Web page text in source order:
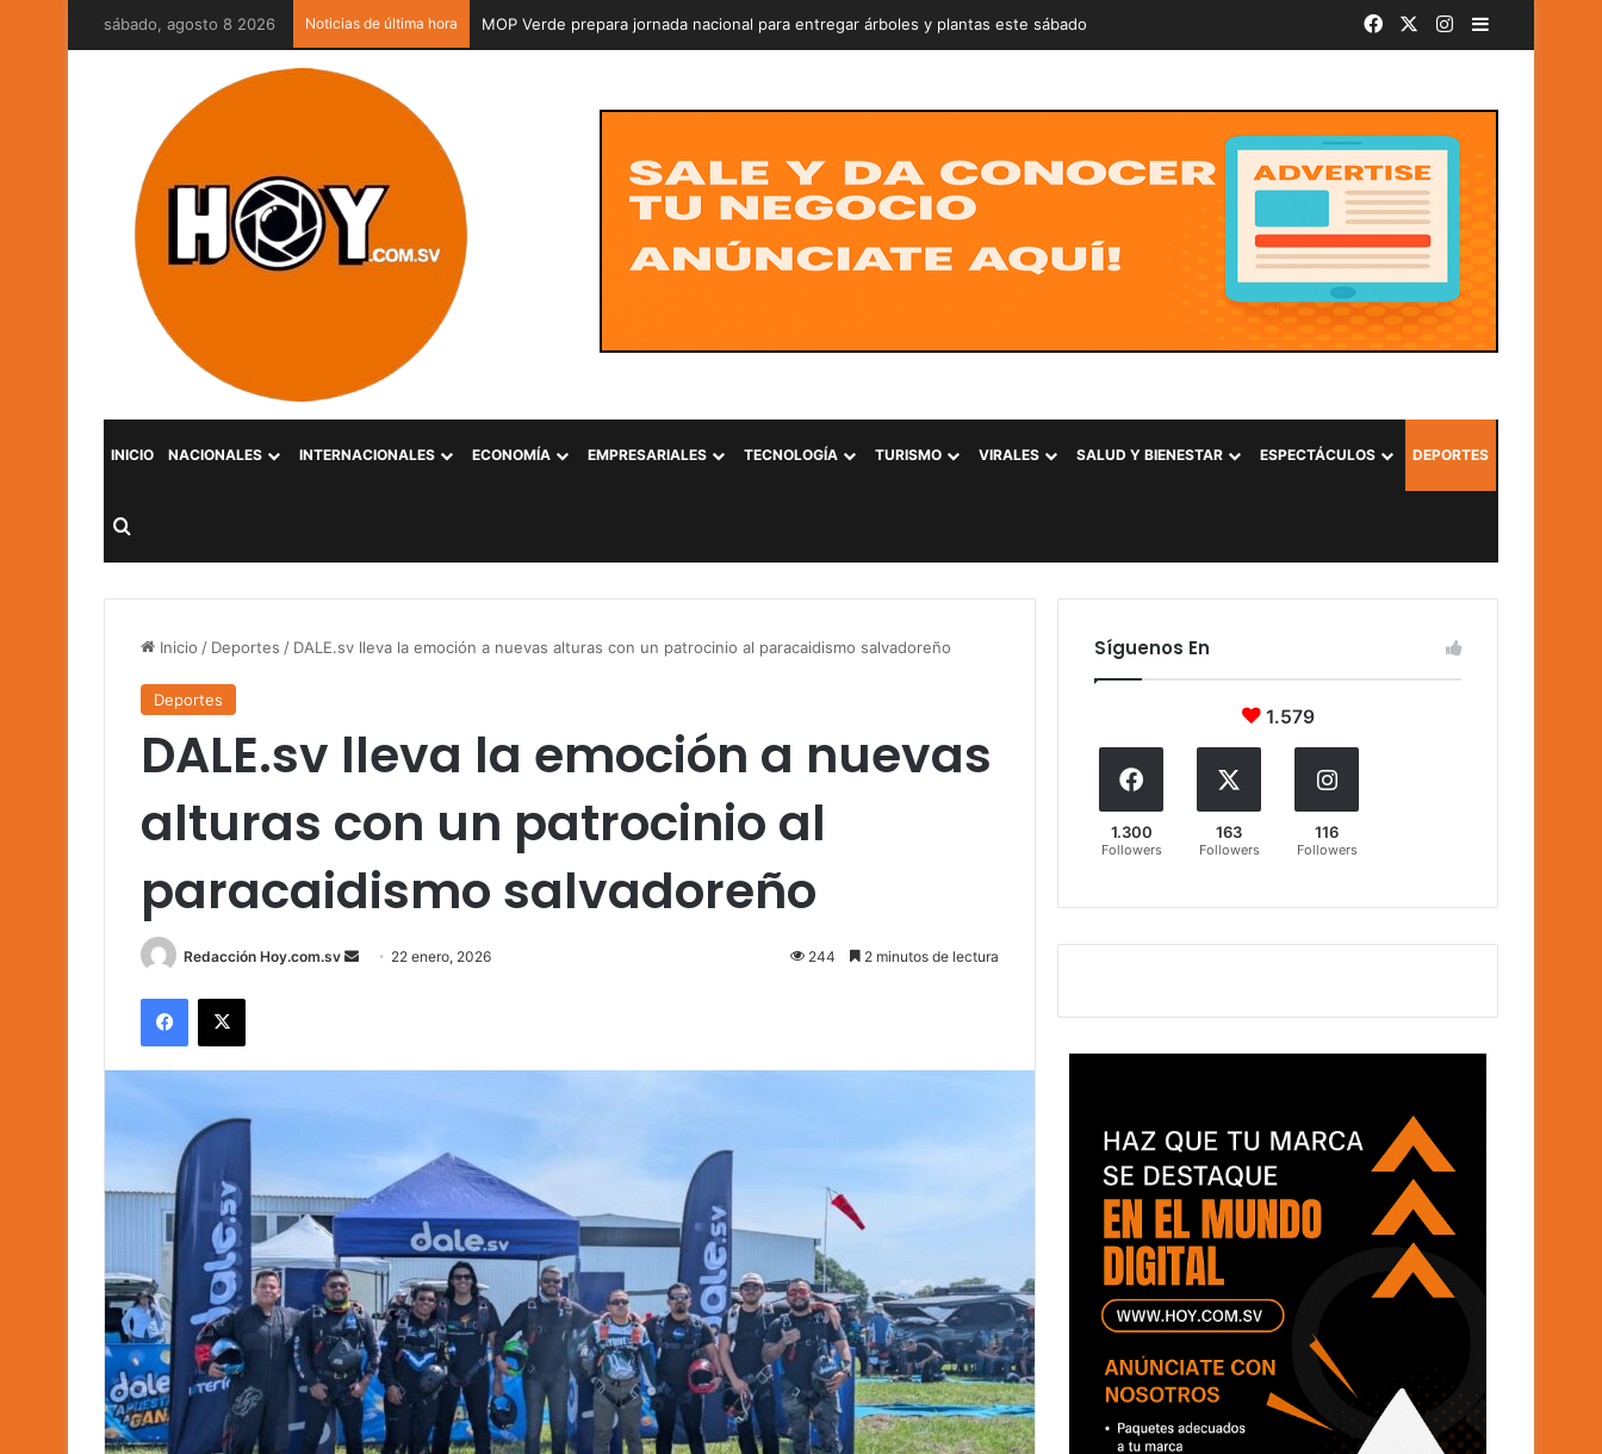
sábado, agosto 8 2026 Noticias de última hora MOP Verde prepara jornada nacional para entregar árboles y plantas este sábado FacebookInstagram
Barra lateral
INICIO NACIONALES INTERNACIONALES ECONOMÍA EMPRESARIALES TECNOLOGÍA TURISMO VIRALES SALUD Y BIENESTAR ESPECTÁCULOS DEPORTES
Buscar por
Inicio / Deportes / DALE.sv lleva la emoción a nuevas alturas con un patrocinio al paracaidismo salvadoreño
Deportes
DALE.sv lleva la emoción a nuevas
alturas con un patrocinio al
paracaidismo salvadoreño
Redacción Hoy.com.sv
Send 22 enero, 2026 244 2 minutos de lectura
Facebook
X
Síguenos En
1.579
1.300
Followers
163
Followers
116
Followers